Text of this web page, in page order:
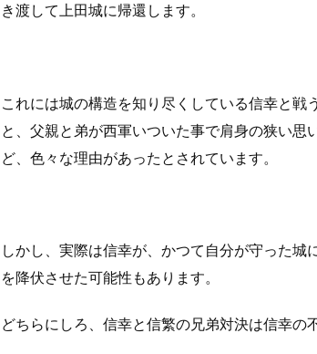
き渡して上田城に帰還します。
これには城の構造を知り尽くしている信幸と
と、父親と弟が西軍いついた事で肩身の狭い
ど、色々な理由があったとされています。
しかし、実際は信幸が、かつて自分が守った
を降伏させた可能性もあります。
どちらにしろ、信幸と信繁の兄弟対決は信幸の